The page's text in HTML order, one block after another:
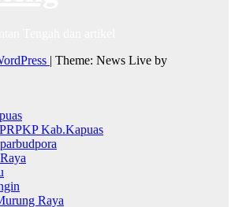
| Theme: News Live by
Kab.Kapuas
Raya